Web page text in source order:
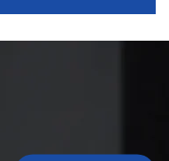
Machine Center